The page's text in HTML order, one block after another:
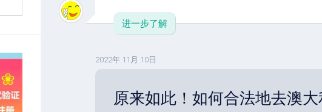
进一步了解
2022年 11月 10日
原来如此！如何合法地去澳